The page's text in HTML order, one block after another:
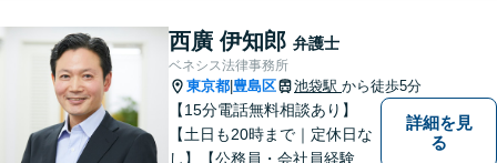
で広く取り扱い、幅広い分野
で実績あり！【完全個室対
応】
西廣 伊知郎 弁護士
ベネシス法律事務所
東京都 豊島区 池袋駅 から徒歩5分
【15分電話無料相談あり】
【土日も20時まで｜定休日な
し】【公務員・会社員経験あ
詳細を見
る